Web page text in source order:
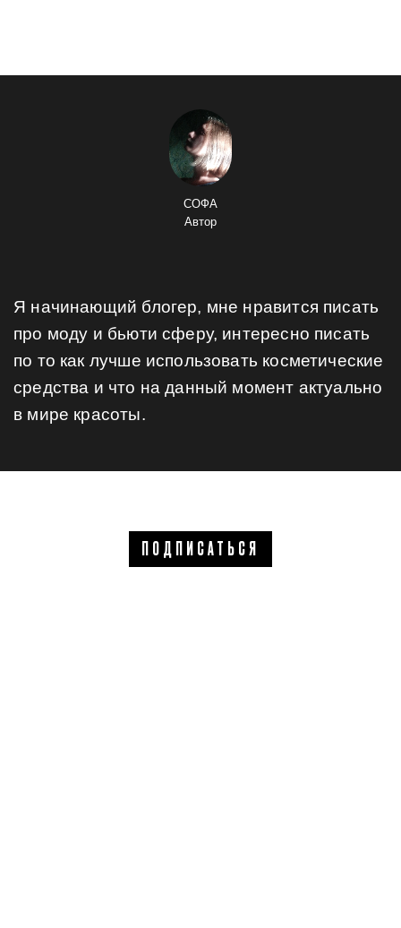
Я начинающий блогер, мне нравится писать
про моду и бьюти сферу, интересно писать
по то как лучше использовать косметические
средства и что на данный момент актуально
в мире красоты.
СОФА
Автор
ПОДПИСАТЬСЯ